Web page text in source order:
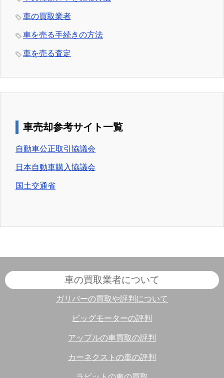
車の買取業者
車を売る手続きの方法
車を売る査定
車売却参考サイト一覧
自動車公正取引協議会
日本自動車購入協議会
国土交通省
車の買取業者について
ガリバーの買取や評判について
ビッグモーターの評判
アップルの車買取の評判
カーネクストの車の評判